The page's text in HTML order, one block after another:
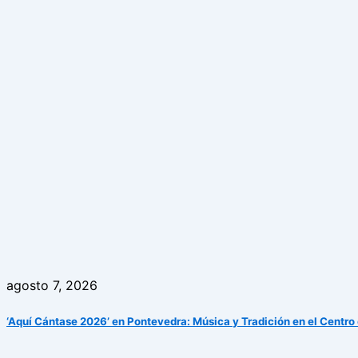
agosto 7, 2026
‘Aquí Cántase 2026’ en Pontevedra: Música y Tradición en el